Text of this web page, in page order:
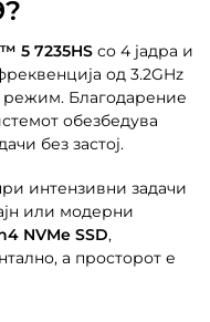
5 7235HS со 4 јадра и
од 3.2GHz
режим. Благодарение
обезбедува
без застој.
интензивни задачи
или модерни
NVMe SSD,
а просторот е